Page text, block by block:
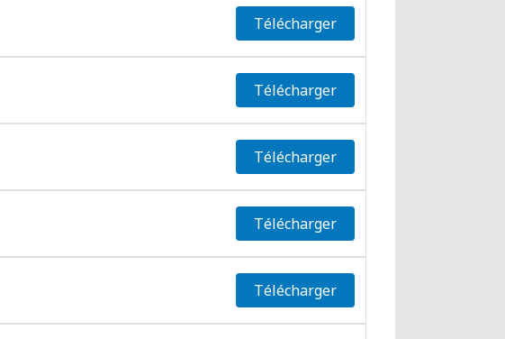
Télécharger
Télécharger
Télécharger
Télécharger
Télécharger